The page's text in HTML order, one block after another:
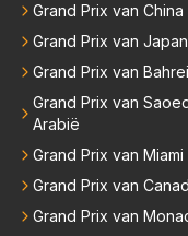
er elkaar mensen
niet meer in de F1
meesten van hen
anwezig waren.
e lege plaatsen op
binnen RB
n meer. Ook
rdt teveel drama
Grand Prix van China
Grand Prix van Japan
Grand Prix van
Grand Prix van
Arabië
Grand Prix van Miami
Grand Prix van
Grand Prix van